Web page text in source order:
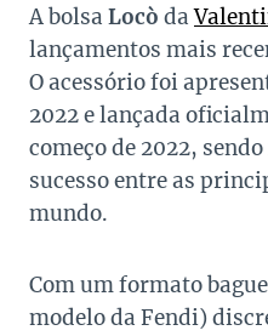
A bolsa Locò da
lançamentos mais
O acessório foi
2022 e lançada
começo de 2022,
sucesso entre as
mundo.
Com um formato
modelo da Fendi)